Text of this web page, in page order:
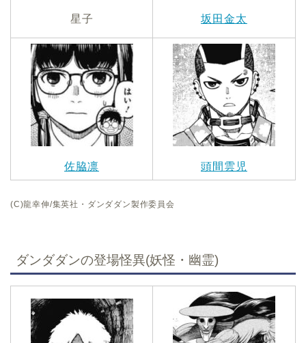
星子 坂田金太
佐脇凛 頭間雲児
(C)龍幸伸/集英社・ダンダダン製作委員会
ダンダダンの登場怪異(妖怪・幽霊)